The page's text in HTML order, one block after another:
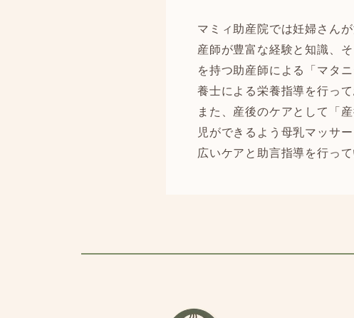
マミィ助産院では妊婦さん
産師が豊富な経験と知識、
を持つ助産師による「マタ
養士による栄養指導を行って
また、産後のケアとして「
児ができるよう母乳マッサ
広いケアと助言指導を行って